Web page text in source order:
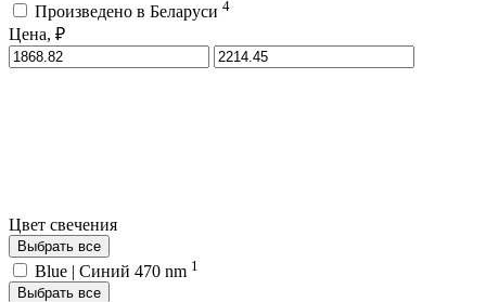
Произведено в Беларуси 4
Цена, ₽
Цвет свечения
Выбрать все
Blue | Синий 470 nm 1
Выбрать все